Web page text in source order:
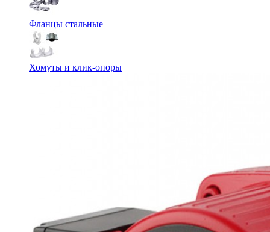
Фланцы стальные
Хомуты и клик-опоры